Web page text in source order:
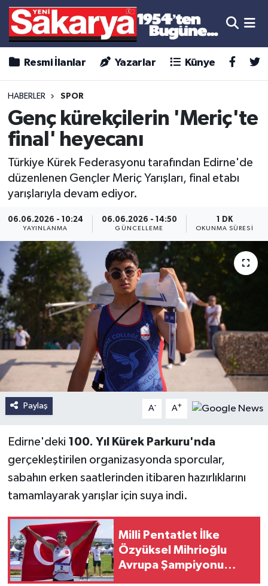
Resmi İlanlar Yazarlar Künye
HABERLER SPOR
Genç kürekçilerin 'Meriç'te
final' heyecanı
Türkiye Kürek Federasyonu tarafından Edirne'de
düzenlenen Gençler Meriç Yarışları, final etabı
yarışlarıyla devam ediyor.
06.06.2026 - 10:24
YAYINLANMA
06.06.2026 - 14:50
GÜNCELLEME
1 DK
OKUNMA SÜRESI
Paylaş A- A+
Edirne'deki 100. Yıl Kürek Parkuru'nda
gerçekleştirilen organizasyonda sporcular,
sabahın erken saatlerinden itibaren hazırlıklarını
tamamlayarak yarışlar için suya indi.
Milli Pentatlet İlke
Özyüksel Mihrioğlu
Avrupa Şampiyonu